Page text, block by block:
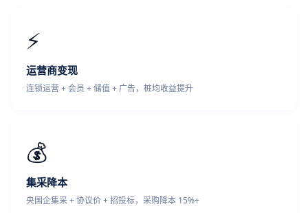
⚡
运营商变现
连锁运营 + 会员 + 储值 + 广告，桩均收益提升
💰
集采降本
央国企集采 + 协议价 + 招投标，采购降本 15%+